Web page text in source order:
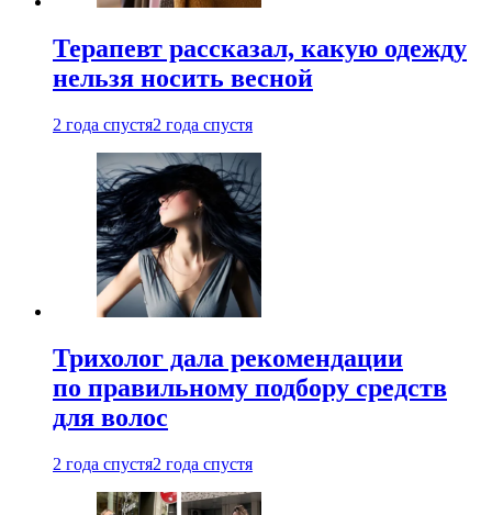
Терапевт рассказал, какую одежду
нельзя носить весной
2 года спустя2 года спустя
Трихолог дала рекомендации
по правильному подбору средств
для волос
2 года спустя2 года спустя